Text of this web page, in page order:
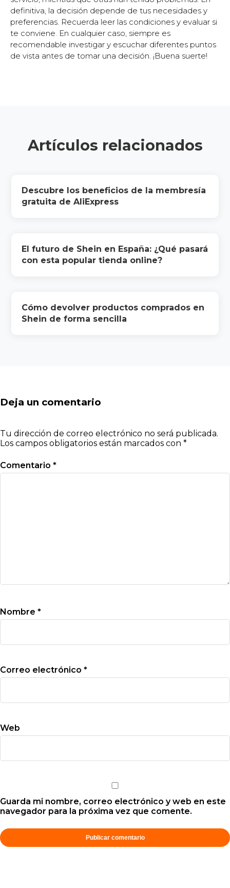
definitiva, la decisión depende de tus necesidades y
preferencias. Recuerda leer las condiciones y evaluar si
te conviene. En cualquier caso, siempre es
recomendable investigar y escuchar diferentes puntos
de vista antes de tomar una decisión. ¡Buena suerte!
Artículos relacionados
Descubre los beneficios de la membresía
gratuita de AliExpress
El futuro de Shein en España: ¿Qué pasará
con esta popular tienda online?
Cómo devolver productos comprados en
Shein de forma sencilla
Deja un comentario
Tu dirección de correo electrónico no será publicada.
Los campos obligatorios están marcados con *
Comentario *
Nombre *
Correo electrónico *
Web
Guarda mi nombre, correo electrónico y web en este
navegador para la próxima vez que comente.